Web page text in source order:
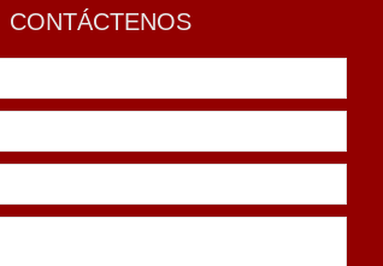
CONTÁCTENOS